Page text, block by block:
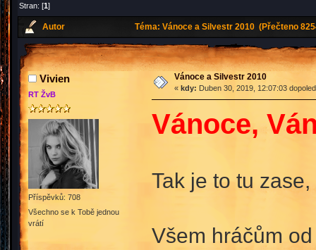
Stran: [1]
Autor Téma: Vánoce a Silvestr 2010 (Přečteno
Vivien
RT ŽvB
Příspěvků: 708
Všechno se k Tobě jednou
vrátí
Vánoce a Silvestr 2010
« kdy: Duben 30, 2019, 12:07:03
Vánoce,
Tak je to tu
Všem hráčům